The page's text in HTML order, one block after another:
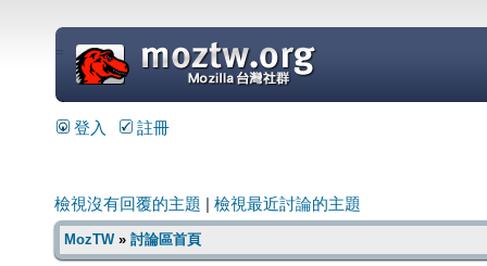
=
登入 註冊
檢視沒有回覆的主題 檢視最近討論的主題
MozTW» 討論區首頁